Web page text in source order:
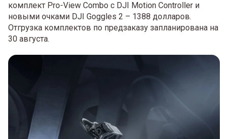
комплект Pro-View Combo с DJI Motion Controller и
новыми очками DJI Goggles 2 – 1388 долларов.
Отгрузка комплектов по предзаказу запланирована на
30 августа.